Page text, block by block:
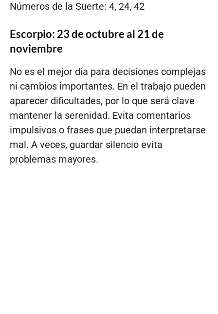
Números de la Suerte: 4, 24, 42
Escorpio: 23 de octubre al 21 de
noviembre
No es el mejor día para decisiones complejas
ni cambios importantes. En el trabajo pueden
aparecer dificultades, por lo que será clave
mantener la serenidad. Evita comentarios
impulsivos o frases que puedan interpretarse
mal. A veces, guardar silencio evita
problemas mayores.